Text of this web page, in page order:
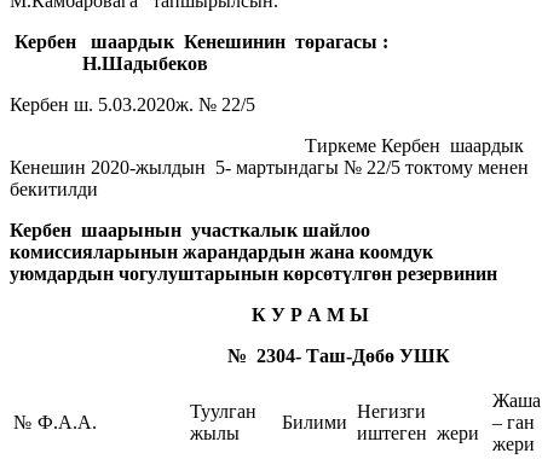
Кербен шаардык Кенешинин төрагасы :
Н.Шадыбеков
Кербен ш. 5.03.2020ж. № 22/5
Тиркеме Кербен шаардык
Кенешин 2020-жылдын 5- мартындагы № 22/5 токтому менен
бекитилди
Кербен шаарынын участкалык шайлоо
комиссияларынын жарандардын жана коомдук
уюмдардын чогулуштарынын көрсөтүлгөн резервинин
К У Р А М Ы
№ 2304- Таш-Дөбө УШК
№ Ф.А.А.
Туулган
жылы
Билими
Негизги
иштеген жери
Жаша
– ган
жери